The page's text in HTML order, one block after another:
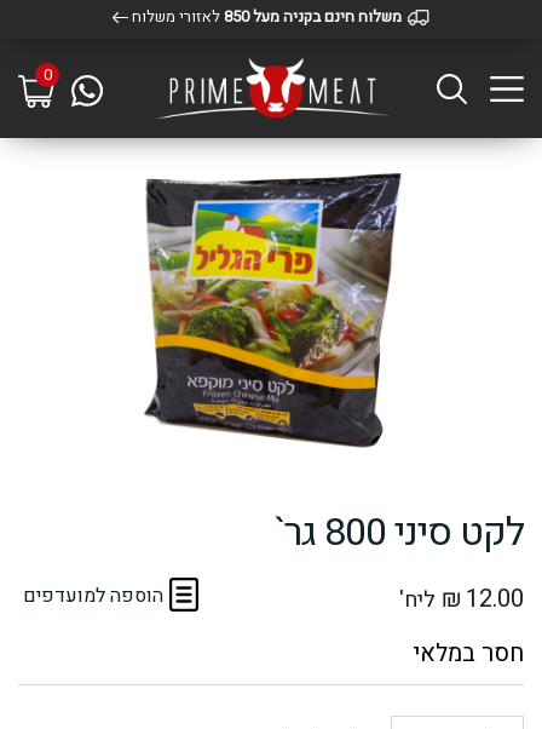
משלוח חינם בקניה מעל 850 לאזורי משלוח
0
לקט סיני 800 גר`
הוספה למועדפים ₪ 12.00 ליח'